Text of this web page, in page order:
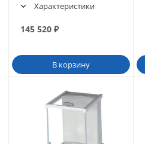
Характеристики
145 520 ₽
В корзину